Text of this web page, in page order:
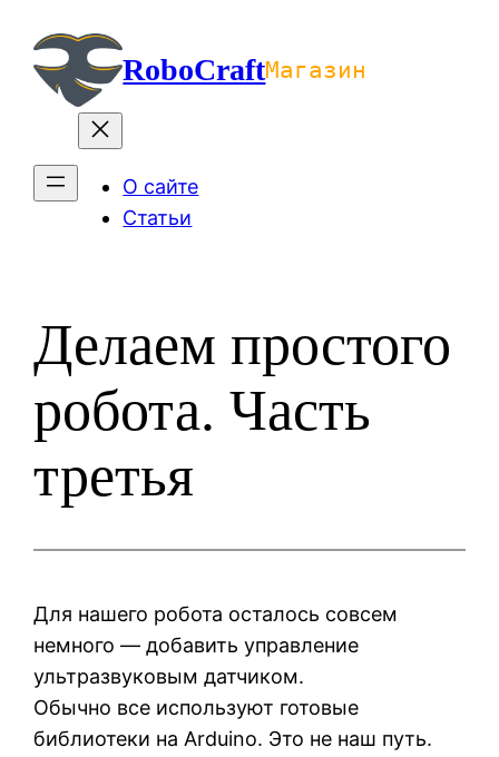
содержимомуRoboCraftМагазин
О сайте
Статьи
Делаем простого
робота. Часть
третья
Для нашего робота осталось совсем
немного — добавить управление
ультразвуковым датчиком.
Обычно все используют готовые
библиотеки на Arduino. Это не наш путь.